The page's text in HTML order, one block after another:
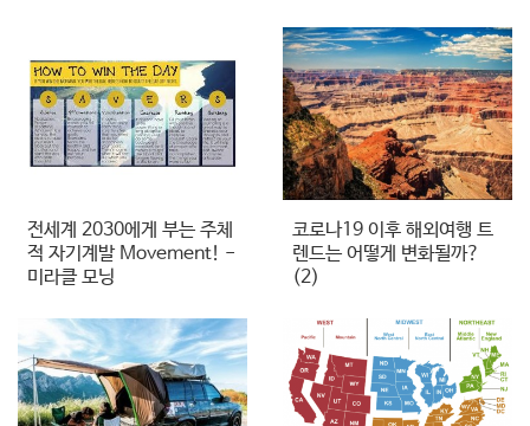
전세계 2030에게 부는 주체
적 자기계발 Movement! -
미라클 모닝
코로나19 이후 해외여행 트
렌드는 어떻게 변화될까?
(2)